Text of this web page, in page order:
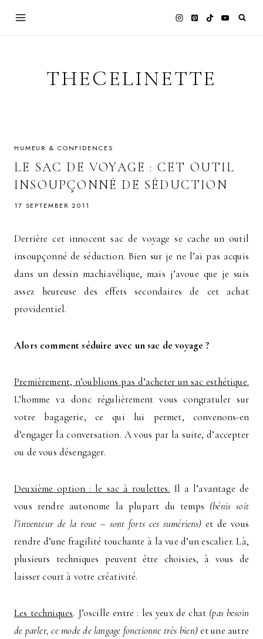
THECELINETTE
HUMEUR & CONFIDENCES
LE SAC DE VOYAGE : CET OUTIL
INSOUPÇONNÉ DE SÉDUCTION
17 SEPTEMBER 2011
Derrière cet innocent sac de voyage se cache un outil
insoupçonné de séduction. Bien sur je ne l’ai pas acquis
dans un dessin machiavélique, mais j’avoue que je suis
assez heureuse des effets secondaires de cet achat
providentiel.
Alors comment séduire avec un sac de voyage ?
Premièrement, n’oublions pas d’acheter un sac esthétique.
L’homme va donc régulièrement vous congratuler sur
votre bagagerie, ce qui lui permet, convenons-en
d’engager la conversation. A vous par la suite, d’accepter
ou de vous désengager.
Deuxième option : le sac à roulettes. Il a l’avantage de
vous rendre autonome la plupart du temps (bénis soit
l’inventeur de la roue – sont forts ces sumériens) et de vous
rendre d’une fragilité touchante à la vue d’un escalier. Là,
plusieurs techniques peuvent être choisies, à vous de
laisser court à votre créativité.
Les techniques. J’oscille entre : les yeux de chat (pas besoin
de parler, ce mode de langage fonctionne très bien)et une autre